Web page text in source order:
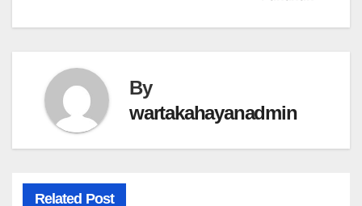
By
wartakahayanadmin
Related Post